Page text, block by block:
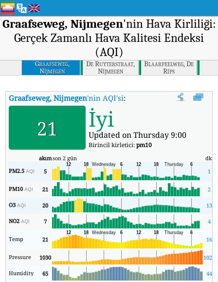
Graafseweg, Nijmegen'nin Hava Kirliliği:
Gerçek Zamanlı Hava Kalitesi Endeksi
(AQI)
Graafseweg,
Nijmegen
De Ruyterstraat,
Nijmegen
Blaarpeelweg, De
Rips
Graafseweg, Nijmegen'nin AQI'si: Graafseweg, Nijmegen'nin
21 İyi
Updated on Thursday 9:00
Birincil kirletici:pm10
akımson 2 gün dk.
PM2.5AQI 5 1
PM10AQI 21 2
O3AQI 20 13
NO2AQI 7 4
Temp 21 16
Pressure 1030 1021
Humidity 65 44